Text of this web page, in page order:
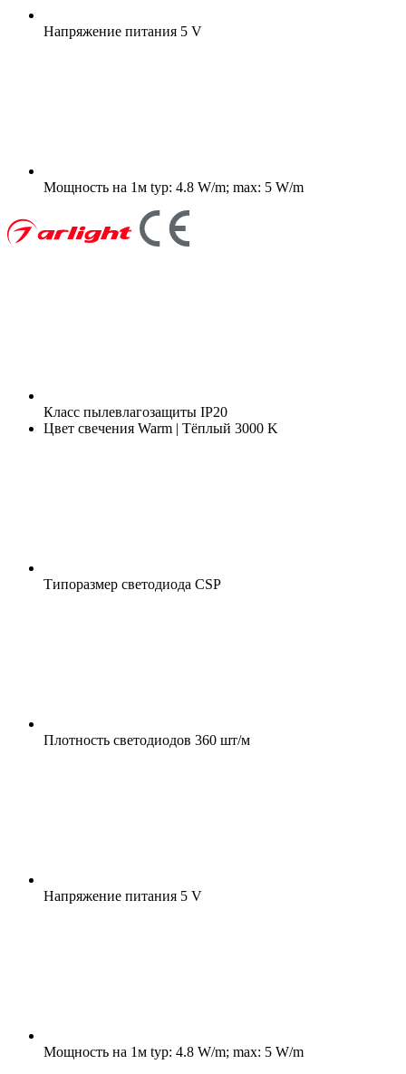
Напряжение питания 5 V
Мощность на 1м typ: 4.8 W/m; max: 5 W/m
Класс пылевлагозащиты IP20
Цвет свечения Warm | Тёплый 3000 K
Типоразмер светодиода CSP
Плотность светодиодов 360 шт/м
Напряжение питания 5 V
Мощность на 1м typ: 4.8 W/m; max: 5 W/m